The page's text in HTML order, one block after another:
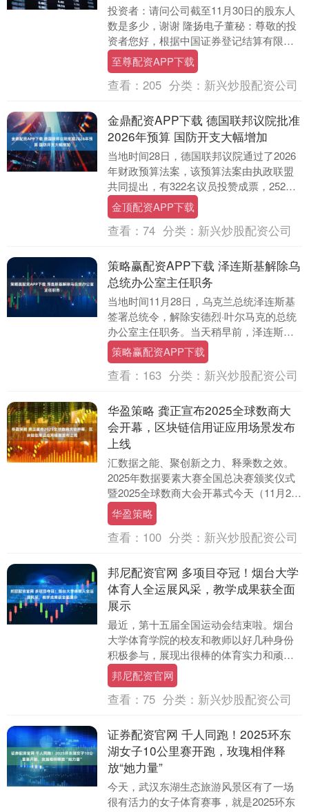
投资者：请问公司截至11月30日的股东人
数是多少，谢谢 隆扬电子董秘：尊敬的投
资者您好，根据中国证券登记结算有限责
任公司提供最新的《合并普通账户和融资
融券信用账....
至尊配资APP下载
查看： 205 分类： 新兴炒股配资公司
金鼎配资APP下载 德国联邦议院批准
2026年预算 国防开支大幅增加
当地时间28日，德国联邦议院通过了2026
年财政预算法案，该预算法案由执政联盟
共同提出，有322名议员投赞成票，252名
议员投反对票。 根据这项预算法案，
202....
金顶配资APP下载
查看： 74 分类： 新兴炒股配资公司
策略赢配资APP下载 泽连斯基解除乌
总统办公室主任职务
当地时间11月28日，乌克兰总统泽连斯基
签署总统令，解除安德烈·叶尔马克的总统
办公室主任职务。当天稍早前，泽连斯基
称，叶尔马克已经提交了辞职声明。 54岁
的叶尔....
策略赢配资APP下载
查看： 163 分类： 新兴炒股配资公司
华盈策略 龚正宣布2025全球数商大
会开幕，区块链信用证应用场景发布
上线
汇数据之能、聚创新之力、释乘数之效。
2025年数据要素大赛全国总决赛颁奖仪式
暨2025全球数商大会开幕式今天（11月25
日）在上海国际会议中心举办。上海市委
副书....
华盈策略
查看： 100 分类： 新兴炒股配资公司
邦尼配资官网 多项目夺冠！烟台大学
体育人全运展风采，教学成果获全面
展示
最近，第十五届全国运动会结束啦。烟台
大学体育学院的校友和教师以好几种身份
积极参与，展现出很棒的体育实力和顽强
拼搏的精神。在柔道、摔跤、游泳等好多
项目里，他们成绩....
邦尼配资官网
查看： 75 分类： 新兴炒股配资公司
证券配资官网 千人同跑！2025环东
湖女子10公里赛开跑，玫瑰相伴释
放“她力量”
今天，武汉东湖生态旅游风景区有了一场
很有活力的女子体育赛事，就是2025环东